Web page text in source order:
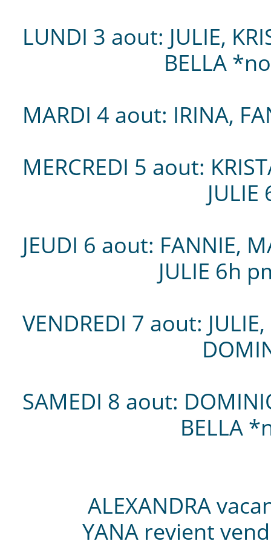
LUNDI 3 aout:
BELLA
MARDI 4 aout: IRINA,
MERCREDI 5 aout:
JULIE 6h
JEUDI 6 aout: FANNIE,
JULIE 6h pm
VENDREDI 7 aout:
DOMINIQUE
SAMEDI 8 aout:
BELLA
ALEXANDRA
YANA revient